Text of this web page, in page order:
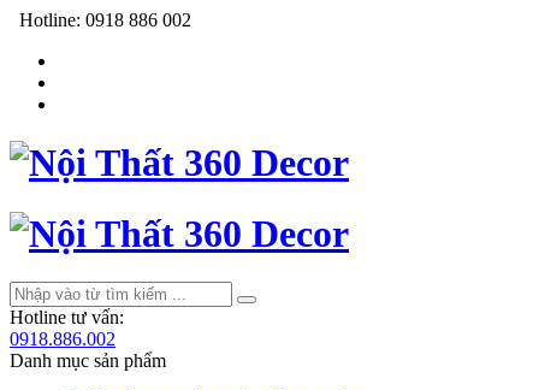
Hotline: 0918 886 002
Hotline tư vấn:
0918.886.002
Danh mục sản phẩm